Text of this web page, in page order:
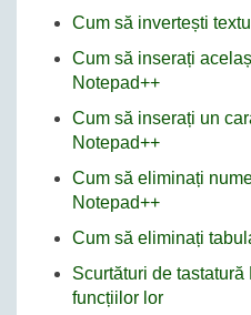
Cum să invertești
Cum să inserați
Notepad++
Cum să inserați un
Notepad++
Cum să eliminați
Notepad++
Cum să eliminați
Scurtături de
funcțiilor lor